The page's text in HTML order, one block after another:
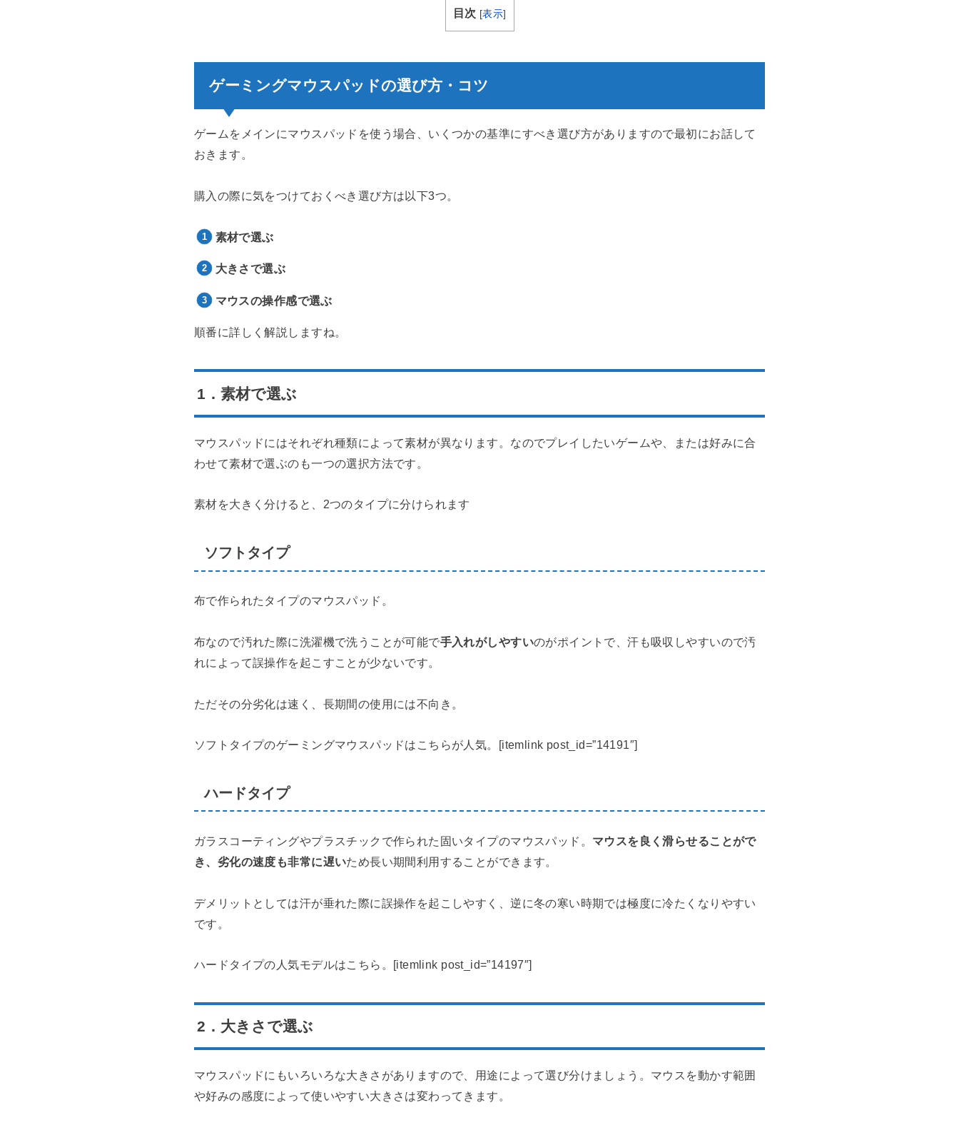
目次 [表示]
ゲーミングマウスパッドの選び方・コツ
ゲームをメインにマウスパッドを使う場合、いくつかの基準にすべき選び方がありますので最初にお話して
おきます。
購入の際に気をつけておくべき選び方は以下3つ。
素材で選ぶ
大きさで選ぶ
マウスの操作感で選ぶ
順番に詳しく解説しますね。
1．素材で選ぶ
マウスパッドにはそれぞれ種類によって素材が異なります。なのでプレイしたいゲームや、または好みに合
わせて素材で選ぶのも一つの選択方法です。
素材を大きく分けると、2つのタイプに分けられます
ソフトタイプ
布で作られたタイプのマウスパッド。
布なので汚れた際に洗濯機で洗うことが可能で手入れがしやすいのがポイントで、汗も吸収しやすいので汚
れによって誤操作を起こすことが少ないです。
ただその分劣化は速く、長期間の使用には不向き。
ソフトタイプのゲーミングマウスパッドはこちらが人気。[itemlink post_id=”14191″]
ハードタイプ
ガラスコーティングやプラスチックで作られた固いタイプのマウスパッド。 マウスを良く滑らせることがで
き、劣化の速度も非常に遅いため長い期間利用することができます。
デメリットとしては汗が垂れた際に誤操作を起こしやすく、逆に冬の寒い時期では極度に冷たくなりやすい
です。
ハードタイプの人気モデルはこちら。[itemlink post_id=”14197″]
2．大きさで選ぶ
マウスパッドにもいろいろな大きさがありますので、用途によって選び分けましょう。マウスを動かす範囲
や好みの感度によって使いやすい大きさは変わってきます。